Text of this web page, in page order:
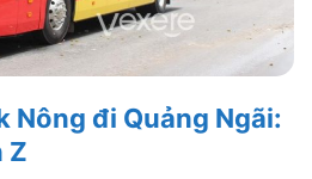
Nông đi Quảng Ngãi:
Z